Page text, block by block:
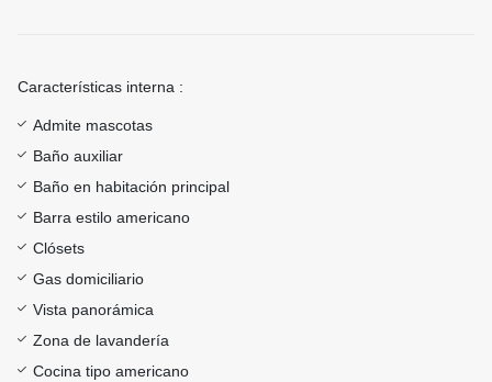
Características interna :
Admite mascotas
Baño auxiliar
Baño en habitación principal
Barra estilo americano
Clósets
Gas domiciliario
Vista panorámica
Zona de lavandería
Cocina tipo americano